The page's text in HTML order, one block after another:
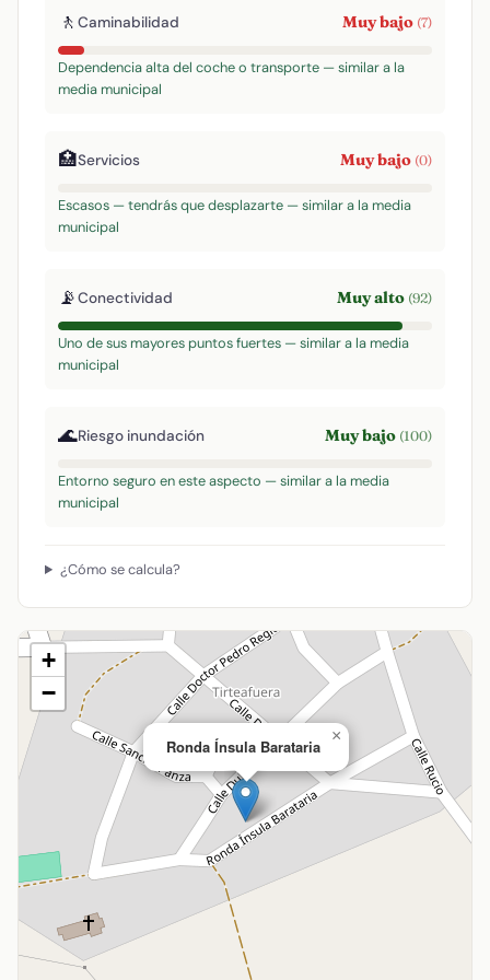
🚶 Caminabilidad Muy bajo (7)
Dependencia alta del coche o transporte — similar a la
media municipal
🏥Servicios Muy bajo (0)
Escasos — tendrás que desplazarte — similar a la media
municipal
📡Conectividad Muy alto (92)
Uno de sus mayores puntos fuertes — similar a la media
municipal
🌊Riesgo inundación Muy bajo (100)
Entorno seguro en este aspecto — similar a la media
municipal
¿Cómo se calcula?
Ronda Ínsula Barataria
×
+
−